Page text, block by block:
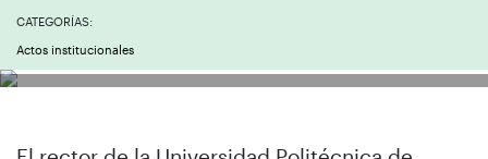
CATEGORÍAS:
Actos institucionales